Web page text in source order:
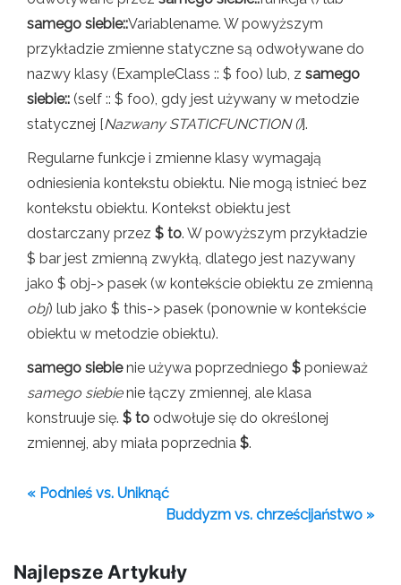
samego siebie::Variablename. W powyższym
przykładzie zmienne statyczne są odwoływane do
nazwy klasy (ExampleClass :: $ foo) lub, z samego
siebie:: (self :: $ foo), gdy jest używany w metodzie
statycznej [Nazwany STATICFUNCTION ()].
Regularne funkcje i zmienne klasy wymagają
odniesienia kontekstu obiektu. Nie mogą istnieć bez
kontekstu obiektu. Kontekst obiektu jest
dostarczany przez $ to. W powyższym przykładzie
$ bar jest zmienną zwykłą, dlatego jest nazywany
jako $ obj-> pasek (w kontekście obiektu ze zmienną
obj) lub jako $ this-> pasek (ponownie w kontekście
obiektu w metodzie obiektu).
samego siebienie używa poprzedniego $ ponieważ
samego siebienie łączy zmiennej, ale klasa
konstruuje się. $ to odwołuje się do określonej
zmiennej, aby miała poprzednia $.
« Podnieś vs. Uniknąć
Buddyzm vs. chrześcijaństwo »
Najlepsze Artykuły